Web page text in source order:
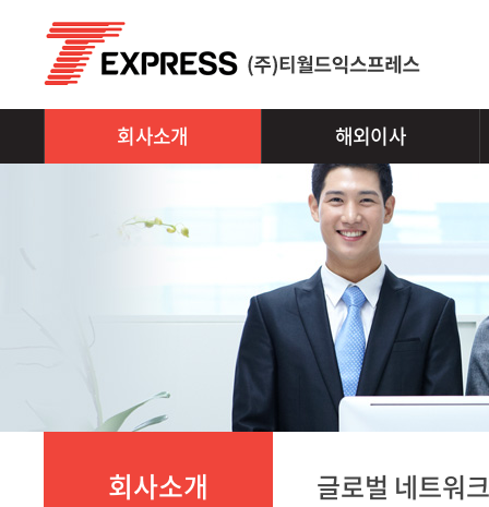
회사소개 해외이사
회사소개 글로벌 네트워크